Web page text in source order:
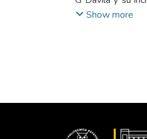
servicios
través de
Show more